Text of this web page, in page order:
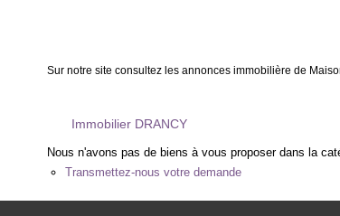
Sur notre site consultez les annonces immobilière de
Immobilier DRANCY
Nous n'avons pas de biens à vous proposer dans la
Transmettez-nous votre demande